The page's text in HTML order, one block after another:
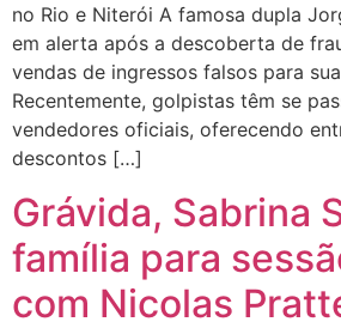
no Rio e Niterói A famosa dupla
em alerta após a descoberta de
vendas de ingressos falsos para
Recentemente, golpistas têm se
vendedores oficiais, oferecendo
descontos […]
Grávida, Sabrina
família para
com Nicolas